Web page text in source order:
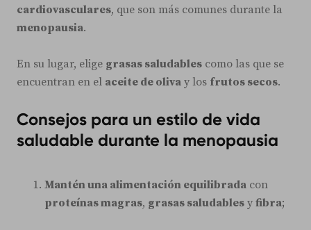
cardiovasculares, que son más comunes durante la
menopausia.
En su lugar, elige grasas saludables como las que se
encuentran en el aceite de oliva y los frutos secos.
Consejos para un estilo de vida
saludable durante la menopausia
Mantén una alimentación equilibrada con
proteínas magras, grasas saludables y fibra;